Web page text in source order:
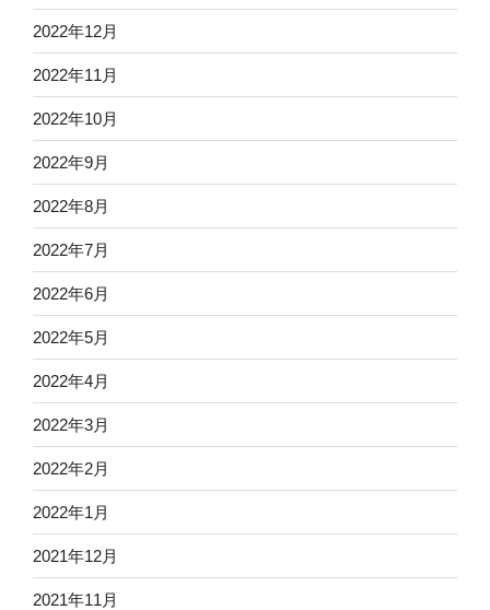
2022年12月
2022年11月
2022年10月
2022年9月
2022年8月
2022年7月
2022年6月
2022年5月
2022年4月
2022年3月
2022年2月
2022年1月
2021年12月
2021年11月